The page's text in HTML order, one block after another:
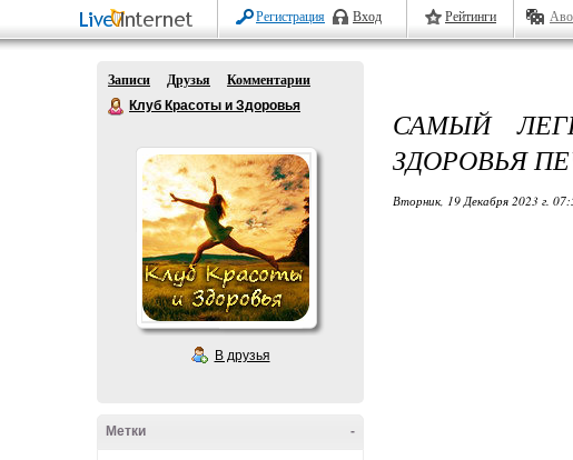
Регистрация Вход Рейтинги
Записи Друзья
Комментарии
Клуб Красоты и Здоровья
В друзья
-
Метки
САМЫЙ
ЗДОРОВЬЯ
Вторник, 19 Декабря 2023 г.